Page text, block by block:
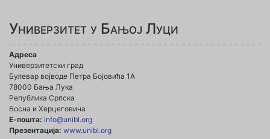
Универзитет у Бањој Луци
Адреса
Универзитетски град
Булевар војводе Петра Бојовића 1А
78000 Бања Лука
Република Српска
Босна и Херцеговина
Е-пошта: info@unibl.org
Презентација: www.unibl.org